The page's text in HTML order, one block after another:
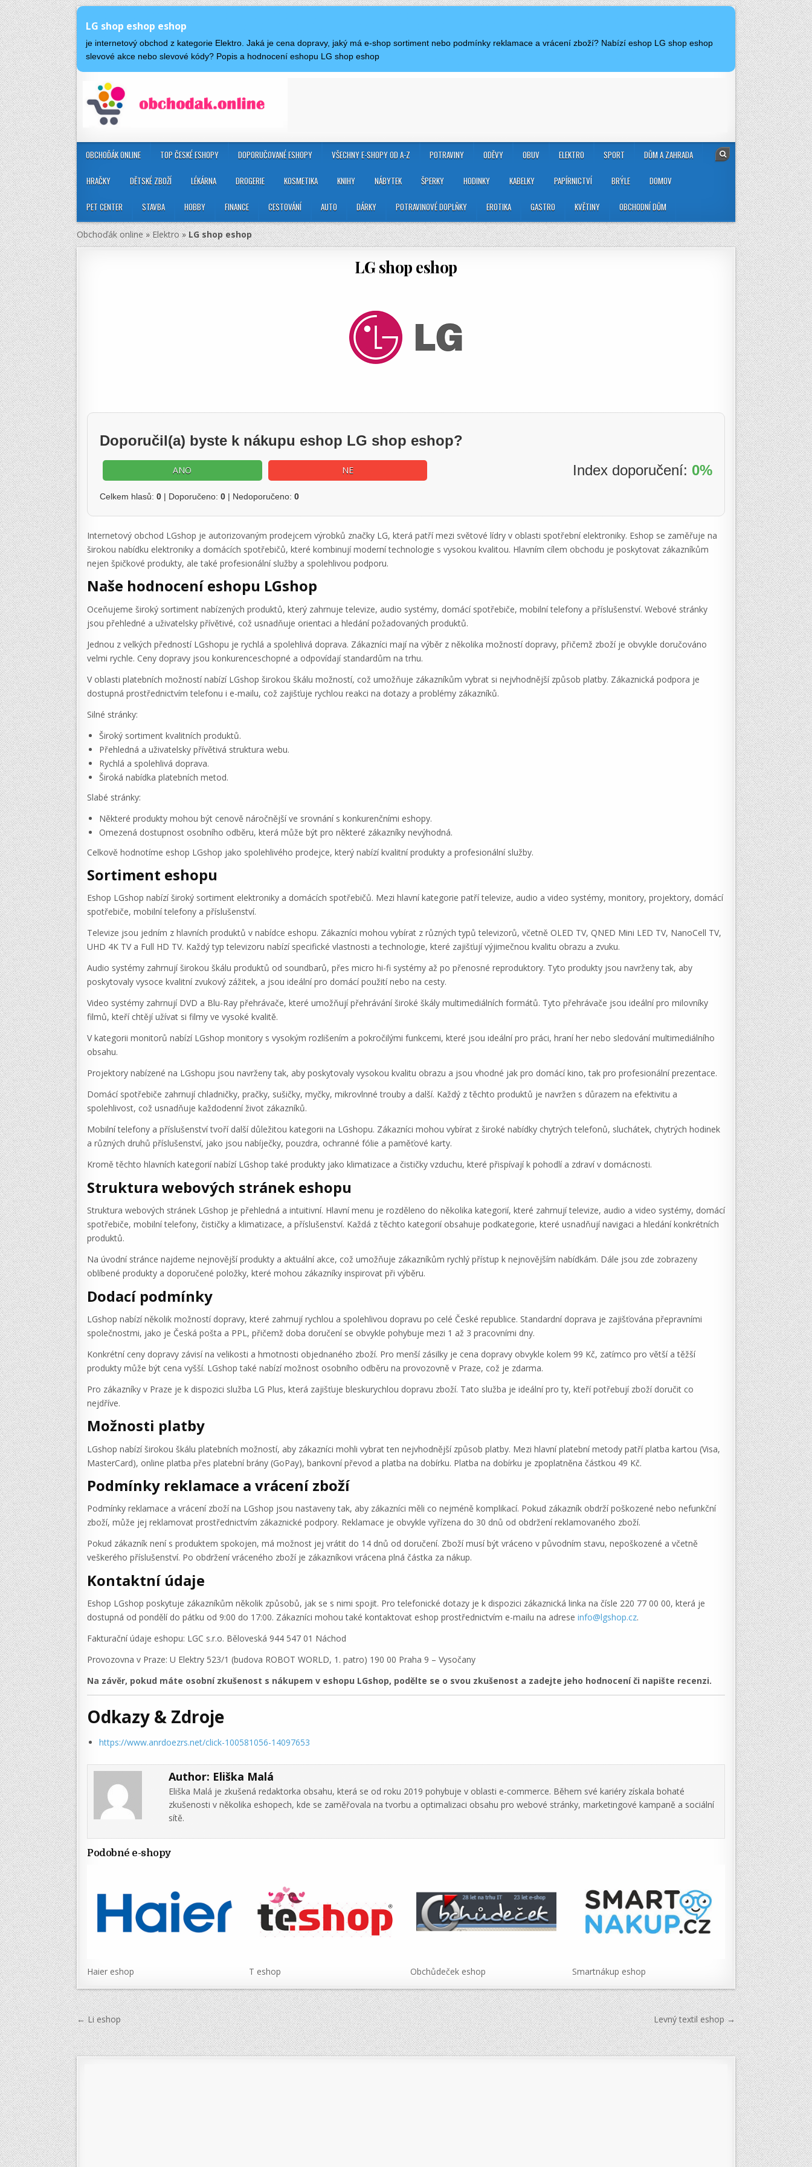
LG shop eshop eshop
je internetový obchod z kategorie Elektro. Jaká je cena dopravy, jaký má e-shop sortiment nebo podmínky reklamace a vrácení zboží? Nabízí eshop LG shop eshop
slevové akce nebo slevové kódy? Popis a hodnocení eshopu LG shop eshop
OBCHOĎÁK ONLINE TOP ČESKÉ ESHOPY DOPORUČOVANÉ ESHOPY VŠECHNY E-SHOPY OD A-Z POTRAVINY ODĚVY OBUV ELEKTRO SPORT DŮM A ZAHRADA
HRAČKY DĚTSKÉ ZBOŽÍ LÉKÁRNA DROGERIE KOSMETIKA KNIHY NÁBYTEK ŠPERKY HODINKY KABELKY PAPÍRNICTVÍ BRÝLE DOMOV
PET CENTER STAVBA HOBBY FINANCE CESTOVÁNÍ AUTO DÁRKY POTRAVINOVÉ DOPLŇKY EROTIKA GASTRO KVĚTINY OBCHODNÍ DŮM
Obchoďák online»Elektro»LG shop eshop
LG shop eshop
Doporučil(a) byste k nákupu eshop LG shop eshop?
ANO NE Index doporučení: 0%
Celkem hlasů: 0 | Doporučeno: 0 | Nedoporučeno: 0
Internetový obchod LGshop je autorizovaným prodejcem výrobků značky LG, která patří mezi světové lídry v oblasti spotřební elektroniky. Eshop se zaměřuje na
širokou nabídku elektroniky a domácích spotřebičů, které kombinují moderní technologie s vysokou kvalitou. Hlavním cílem obchodu je poskytovat zákazníkům
nejen špičkové produkty, ale také profesionální služby a spolehlivou podporu.
Naše hodnocení eshopu LGshop
Oceňujeme široký sortiment nabízených produktů, který zahrnuje televize, audio systémy, domácí spotřebiče, mobilní telefony a příslušenství. Webové stránky
jsou přehledné a uživatelsky přívětivé, což usnadňuje orientaci a hledání požadovaných produktů.
Jednou z velkých předností LGshopu je rychlá a spolehlivá doprava. Zákazníci mají na výběr z několika možností dopravy, přičemž zboží je obvykle doručováno
velmi rychle. Ceny dopravy jsou konkurenceschopné a odpovídají standardům na trhu.
V oblasti platebních možností nabízí LGshop širokou škálu možností, což umožňuje zákazníkům vybrat si nejvhodnější způsob platby. Zákaznická podpora je
dostupná prostřednictvím telefonu i e-mailu, což zajišťuje rychlou reakci na dotazy a problémy zákazníků.
Silné stránky:
Široký sortiment kvalitních produktů.
Přehledná a uživatelsky přívětivá struktura webu.
Rychlá a spolehlivá doprava.
Široká nabídka platebních metod.
Slabé stránky:
Některé produkty mohou být cenově náročnější ve srovnání s konkurenčními eshopy.
Omezená dostupnost osobního odběru, která může být pro některé zákazníky nevýhodná.
Celkově hodnotíme eshop LGshop jako spolehlivého prodejce, který nabízí kvalitní produkty a profesionální služby.
Sortiment eshopu
Eshop LGshop nabízí široký sortiment elektroniky a domácích spotřebičů. Mezi hlavní kategorie patří televize, audio a video systémy, monitory, projektory, domácí
spotřebiče, mobilní telefony a příslušenství.
Televize jsou jedním z hlavních produktů v nabídce eshopu. Zákazníci mohou vybírat z různých typů televizorů, včetně OLED TV, QNED Mini LED TV, NanoCell TV,
UHD 4K TV a Full HD TV. Každý typ televizoru nabízí specifické vlastnosti a technologie, které zajišťují výjimečnou kvalitu obrazu a zvuku.
Audio systémy zahrnují širokou škálu produktů od soundbarů, přes micro hi-fi systémy až po přenosné reproduktory. Tyto produkty jsou navrženy tak, aby
poskytovaly vysoce kvalitní zvukový zážitek, a jsou ideální pro domácí použití nebo na cesty.
Video systémy zahrnují DVD a Blu-Ray přehrávače, které umožňují přehrávání široké škály multimediálních formátů. Tyto přehrávače jsou ideální pro milovníky
filmů, kteří chtějí užívat si filmy ve vysoké kvalitě.
V kategorii monitorů nabízí LGshop monitory s vysokým rozlišením a pokročilými funkcemi, které jsou ideální pro práci, hraní her nebo sledování multimediálního
obsahu.
Projektory nabízené na LGshopu jsou navrženy tak, aby poskytovaly vysokou kvalitu obrazu a jsou vhodné jak pro domácí kino, tak pro profesionální prezentace.
Domácí spotřebiče zahrnují chladničky, pračky, sušičky, myčky, mikrovlnné trouby a další. Každý z těchto produktů je navržen s důrazem na efektivitu a
spolehlivost, což usnadňuje každodenní život zákazníků.
Mobilní telefony a příslušenství tvoří další důležitou kategorii na LGshopu. Zákazníci mohou vybírat z široké nabídky chytrých telefonů, sluchátek, chytrých hodinek
a různých druhů příslušenství, jako jsou nabíječky, pouzdra, ochranné fólie a paměťové karty.
Kromě těchto hlavních kategorií nabízí LGshop také produkty jako klimatizace a čističky vzduchu, které přispívají k pohodlí a zdraví v domácnosti.
Struktura webových stránek eshopu
Struktura webových stránek LGshop je přehledná a intuitivní. Hlavní menu je rozděleno do několika kategorií, které zahrnují televize, audio a video systémy, domácí
spotřebiče, mobilní telefony, čističky a klimatizace, a příslušenství. Každá z těchto kategorií obsahuje podkategorie, které usnadňují navigaci a hledání konkrétních
produktů.
Na úvodní stránce najdeme nejnovější produkty a aktuální akce, což umožňuje zákazníkům rychlý přístup k nejnovějším nabídkám. Dále jsou zde zobrazeny
oblíbené produkty a doporučené položky, které mohou zákazníky inspirovat při výběru.
Dodací podmínky
LGshop nabízí několik možností dopravy, které zahrnují rychlou a spolehlivou dopravu po celé České republice. Standardní doprava je zajišťována přepravními
společnostmi, jako je Česká pošta a PPL, přičemž doba doručení se obvykle pohybuje mezi 1 až 3 pracovními dny.
Konkrétní ceny dopravy závisí na velikosti a hmotnosti objednaného zboží. Pro menší zásilky je cena dopravy obvykle kolem 99 Kč, zatímco pro větší a těžší
produkty může být cena vyšší. LGshop také nabízí možnost osobního odběru na provozovně v Praze, což je zdarma.
Pro zákazníky v Praze je k dispozici služba LG Plus, která zajišťuje bleskurychlou dopravu zboží. Tato služba je ideální pro ty, kteří potřebují zboží doručit co
nejdříve.
Možnosti platby
LGshop nabízí širokou škálu platebních možností, aby zákazníci mohli vybrat ten nejvhodnější způsob platby. Mezi hlavní platební metody patří platba kartou (Visa,
MasterCard), online platba přes platební brány (GoPay), bankovní převod a platba na dobírku. Platba na dobírku je zpoplatněna částkou 49 Kč.
Podmínky reklamace a vrácení zboží
Podmínky reklamace a vrácení zboží na LGshop jsou nastaveny tak, aby zákazníci měli co nejméně komplikací. Pokud zákazník obdrží poškozené nebo nefunkční
zboží, může jej reklamovat prostřednictvím zákaznické podpory. Reklamace je obvykle vyřízena do 30 dnů od obdržení reklamovaného zboží.
Pokud zákazník není s produktem spokojen, má možnost jej vrátit do 14 dnů od doručení. Zboží musí být vráceno v původním stavu, nepoškozené a včetně
veškerého příslušenství. Po obdržení vráceného zboží je zákazníkovi vrácena plná částka za nákup.
Kontaktní údaje
Eshop LGshop poskytuje zákazníkům několik způsobů, jak se s nimi spojit. Pro telefonické dotazy je k dispozici zákaznická linka na čísle 220 77 00 00, která je
dostupná od pondělí do pátku od 9:00 do 17:00. Zákazníci mohou také kontaktovat eshop prostřednictvím e-mailu na adrese info@lgshop.cz.
Fakturační údaje eshopu: LGC s.r.o. Běloveská 944 547 01 Náchod
Provozovna v Praze: U Elektry 523/1 (budova ROBOT WORLD, 1. patro) 190 00 Praha 9 – Vysočany
Na závěr, pokud máte osobní zkušenost s nákupem v eshopu LGshop, podělte se o svou zkušenost a zadejte jeho hodnocení či napište recenzi.
Odkazy & Zdroje
https://www.anrdoezrs.net/click-100581056-14097653
Author: Eliška Malá
Eliška Malá je zkušená redaktorka obsahu, která se od roku 2019 pohybuje v oblasti e-commerce. Během své kariéry získala bohaté
zkušenosti v několika eshopech, kde se zaměřovala na tvorbu a optimalizaci obsahu pro webové stránky, marketingové kampaně a sociální
sítě.
Podobné e-shopy
Haier eshop T eshop Obchůdeček eshop Smartnákup eshop
Navigace
pro
příspěvek
← Li eshop Levný textil eshop →